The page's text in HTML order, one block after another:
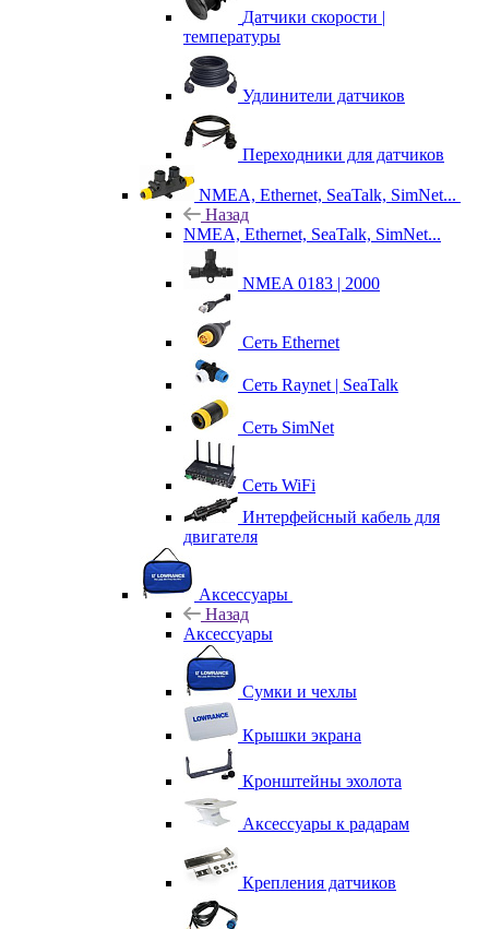
Датчики скорости |
температуры
Удлинители датчиков
Переходники для датчиков
NMEA, Ethernet, SeaTalk, SimNet...
Назад
NMEA, Ethernet, SeaTalk, SimNet...
NMEA 0183 | 2000
Сеть Ethernet
Сеть Raynet | SeaTalk
Сеть SimNet
Сеть WiFi
Интерфейсный кабель для
двигателя
Аксессуары
Назад
Аксессуары
Сумки и чехлы
Крышки экрана
Кронштейны эхолота
Аксессуары к радарам
Крепления датчиков